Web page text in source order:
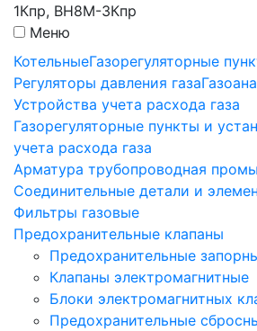
1Кпр, ВН8M-3Кпр
Меню
КотельныеГазорегуляторные
Регуляторы давления газа
Устройства учета расхода газа
Газорегуляторные пункты и
учета расхода газа
Арматура трубопроводная
Соединительные детали и
Фильтры газовые
Предохранительные клапаны
Предохранительные
Клапаны электромагнитные
Блоки электромагнитных
Предохранительные